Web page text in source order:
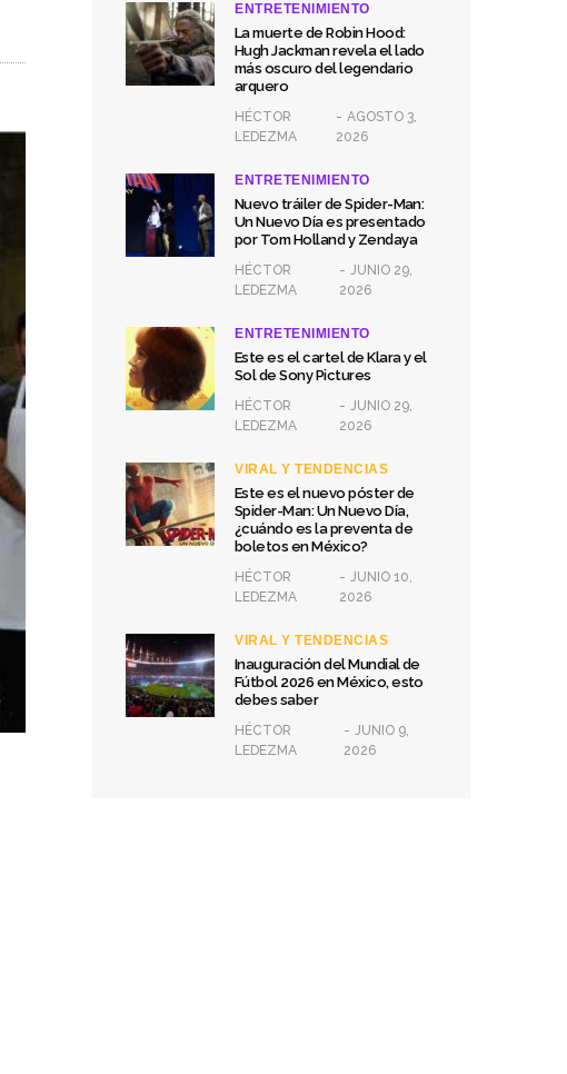
ENTRETENIMIENTO
La muerte de Robin Hood:
Hugh Jackman revela el lado
más oscuro del legendario
arquero
HÉCTOR
LEDEZMA
AGOSTO 3,
2026
ENTRETENIMIENTO
Nuevo tráiler de Spider-Man:
Un Nuevo Día es presentado
por Tom Holland y Zendaya
HÉCTOR
LEDEZMA
JUNIO 29,
2026
ENTRETENIMIENTO
Este es el cartel de Klara y el
Sol de Sony Pictures
HÉCTOR
LEDEZMA
JUNIO 29,
2026
VIRAL Y TENDENCIAS
Este es el nuevo póster de
Spider-Man: Un Nuevo Día,
¿cuándo es la preventa de
boletos en México?
HÉCTOR
LEDEZMA
JUNIO 10,
2026
VIRAL Y TENDENCIAS
Inauguración del Mundial de
Fútbol 2026 en México, esto
debes saber
HÉCTOR
LEDEZMA
JUNIO 9,
2026